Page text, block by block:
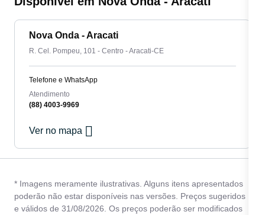
Nova Onda - Aracati
R. Cel. Pompeu, 101 - Centro - Aracati-CE
Telefone e WhatsApp
Atendimento
(88) 4003-9969
Ver no mapa
* Imagens meramente ilustrativas. Alguns itens apresentados
poderão não estar disponíveis nas versões. Preços sugeridos
e válidos de 31/08/2026. Os preços poderão ser modificados